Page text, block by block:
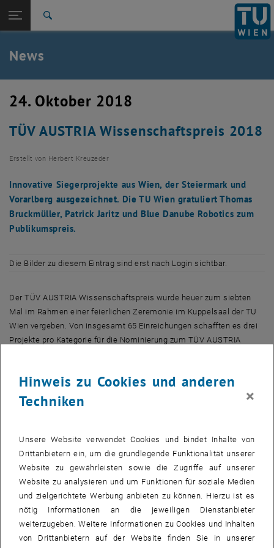
TU Login
Quicklinks
Quicklinks-Menü umschalten
Studium
Zurück: Subseiten von Aktuelles auflisten
Zurück zur letzten Ebene:
Aktuelles
News
News
24. Oktober 2018
TÜV AUSTRIA Wissenschaftspreis 2018
Erstellt von Herbert Kreuzeder
Innovative Siegerprojekte aus Wien, der Steiermark und
Vorarlberg ausgezeichnet. Die TU Wien gratuliert Thomas
Bruckmüller, Patrick Jaritz und Blue Danube Robotics zum
Publikumspreis.
Die Bilder zu diesem Eintrag sind erst nach Login sichtbar.
Der TÜV AUSTRIA Wissenschaftspreis wurde heuer zum siebten
Mal im Rahmen einer feierlichen Zeremonie im Kuppelsaal der TU
Wien vergeben. Von insgesamt 65 Einreichungen schafften es drei
Projekte pro Kategorie für die Nominierung zum TÜV AUSTRIA
Klärschlamm
In der Kategorie "Universitäten/Fachhochschulen" sicherte sich
nachhaltige, umweltfreundliche Alternative zu chemischen Batterien
– den Hauptpreis.
Ein Team der HTL Wien 3 Rennweg überzeugte mit "Trailax", einem
Anhänger, der sich vollautomatisch zum Zugfahrzeug bewegt und
einkuppelt.
Die Kategorie "Unternehmenspraxis" konnte Alfred Edlinger von
MITechnology mit dem weltweit ersten Verfahren, das elementaren
Phosphor aus Klärschlamm gewinnt und Reste des Klärschlamms
Hinweis zu Cookies und anderen
Techniken
×
Unsere Website verwendet Cookies und bindet Inhalte von
Drittanbietern ein, um die grundlegende Funktionalität unserer
Website zu gewährleisten sowie die Zugriffe auf unserer
Website zu analysieren und um Funktionen für soziale Medien
und zielgerichtete Werbung anbieten zu können. Hierzu ist es
nötig Informationen an die jeweiligen Dienstanbieter
weiterzugeben. Weitere Informationen zu Cookies und Inhalten
von Drittanbietern auf der Website finden Sie in unserer